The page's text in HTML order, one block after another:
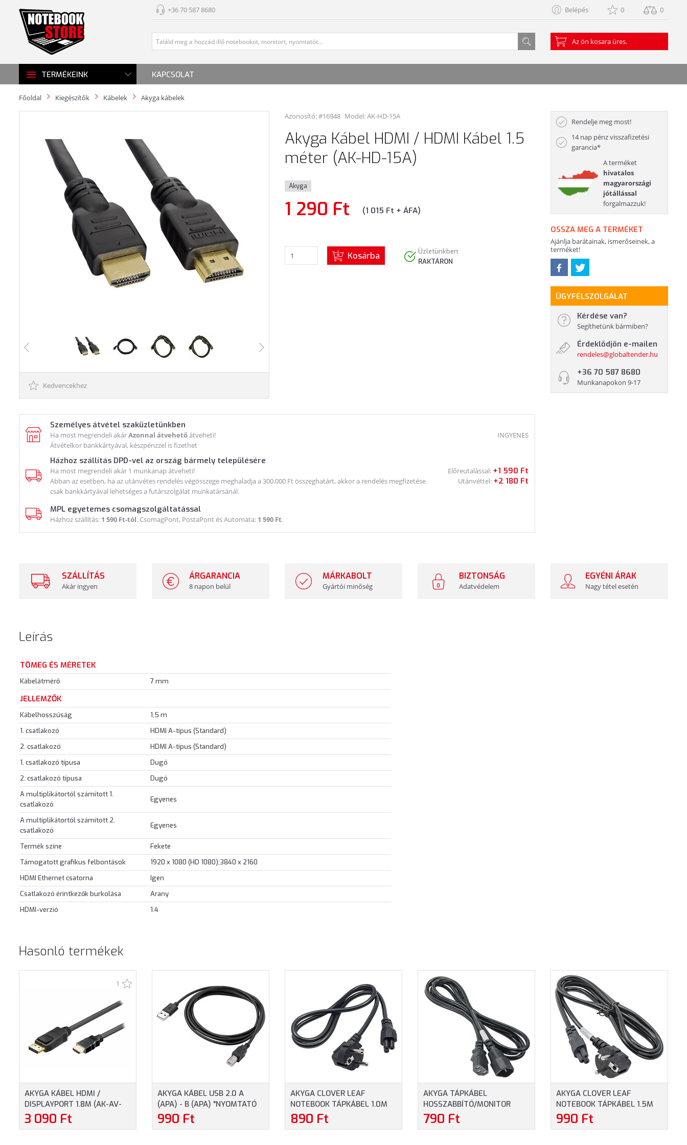
+36 70 587 8680 Belépés 0 0
Az ön kosara üres.
TERMÉKEINK KAPCSOLAT
Főoldal Kiegészítők Kábelek Akyga kábelek
Kedvencekhez
Azonosító: #16948 Model:AK-HD-15A
Akyga Kábel HDMI / HDMI Kábel 1.5
méter (AK-HD-15A)
Akyga
1 290 Ft (1 015 Ft + ÁFA)
Kosárba
Üzletünkben:
RAKTÁRON
Személyes átvétel szaküzletünkben
Ha most megrendeli akárAzonnal átvehetőátveheti!
Átvételkor bankkártyával, készpénzzel is fizethet
INGYENES
Házhoz szállítás DPD-vel az ország bármely településére
Ha most megrendeli akár 1 munkanap átveheti!
Abban az esetben, ha az utánvétes rendelés végösszege meghaladja a 300.000 Ft összeghatárt, akkor a rendelés megfizetése
csak bankkártyával lehetséges a futárszolgálat munkatársánál.
Előreutalással: +1 590 Ft
Utánvéttel: +2 180 Ft
MPL egyetemes csomagszolgáltatással
Házhoz szállítás: 1 590 Ft-tól. CsomagPont, PostaPont és Automata: 1 590 Ft.
Rendelje meg most!
14 nap pénz visszafizetési
garancia*
A terméket
hivatalos
magyarországi
jótállással
forgalmazzuk!
OSSZA MEG A TERMÉKET
Ajánlja barátainak, ismerőseinek, a
terméket!
ÜGYFÉLSZOLGÁLAT
Kérdése van?
Segíthetünk bármiben?
Érdeklődjön e-mailen
rendeles@globaltender.hu
+36 70 587 8680
Munkanapokon 9-17
SZÁLLÍTÁS
Akár ingyen
ÁRGARANCIA
8 napon belül
MÁRKABOLT
Gyártói minőség
BIZTONSÁG
Adatvédelem
EGYÉNI ÁRAK
Nagy tétel esetén
Leírás
TÖMEG ÉS MÉRETEK
Kábelátmérő 7 mm
JELLEMZŐK
Kábelhosszúság
1,5 m
1. csatlakozó
HDMI A-típus (Standard)
2. csatlakozó
HDMI A-típus (Standard)
1. csatlakozó típusa
Dugó
2. csatlakozó típusa
Dugó
A multiplikátortól számított 1.
csatlakozó
Egyenes
A multiplikátortól számított 2.
csatlakozó
Egyenes
Termék színe
Fekete
Támogatott grafikus felbontások
1920 x 1080 (HD 1080);3840 x 2160
HDMI Ethernet csatorna
Igen
Csatlakozó érintkezők burkolása
Arany
HDMI-verzió
1.4
Hasonló termékek
1
AKYGA KÁBEL HDMI /
DISPLAYPORT 1.8M (AK-AV-
05)
3 090 Ft
AKYGA KÁBEL USB 2.0 A
(APA) - B (APA) "NYOMTATÓ
KÁBEL" 1.8 MÉTERES (AK-
USB-04)
990 Ft
AKYGA CLOVER LEAF
NOTEBOOK TÁPKÁBEL 1.0M
(AK-NB-08A)
890 Ft
AKYGA TÁPKÁBEL
HOSSZABBÍTÓ/MONITOR
TÁPKÁBEL IEC C13/C14
250V/50HZ 1.8M (AK-PC-
790 Ft
AKYGA CLOVER LEAF
NOTEBOOK TÁPKÁBEL 1.5M
(AK-NB-01A)
990 Ft